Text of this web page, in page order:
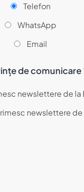
Telefon
WhatsApp
Email
de comunicare
newslettere de
newslettere